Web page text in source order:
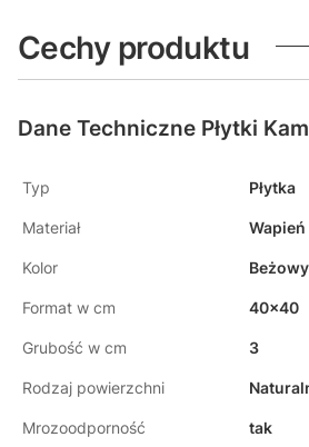
Cechy produktu
Dane Techniczne Płytki
Typ Płytka
Materiał Wapień
Kolor Beżowy
Format w cm 40x40
Grubość w cm 3
Rodzaj powierzchni
Mrozoodporność tak